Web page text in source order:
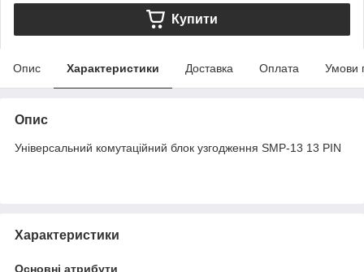
Купити
Опис Характеристики Доставка Оплата Умови
Опис
Універсальний комутаційний блок узгодження SMP-13 13 PIN
Характеристики
Основні атрибути